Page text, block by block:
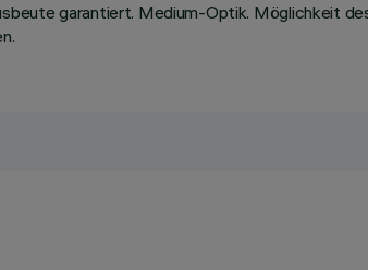
garantiert. Medium-Optik. Möglichkeit